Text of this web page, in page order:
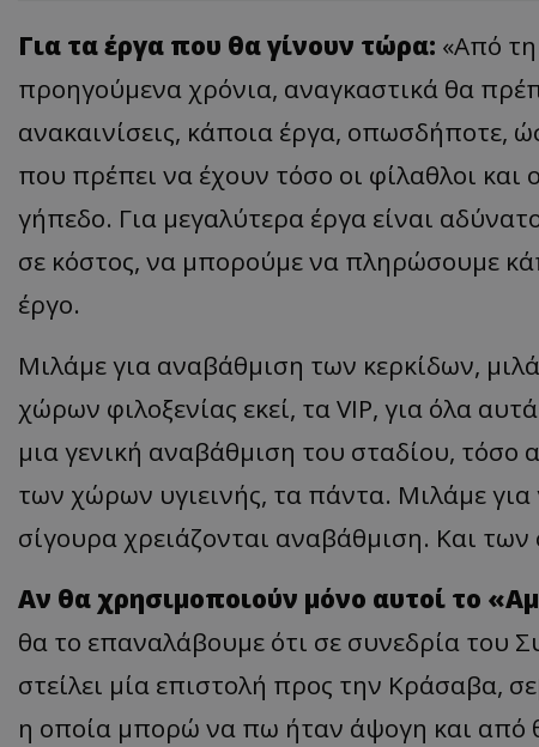
Για τα έργα που θα γίνουν τώρα: «Από
προηγούμενα χρόνια, αναγκαστικά θα
ανακαινίσεις, κάποια έργα, οπωσδήποτε,
που πρέπει να έχουν τόσο οι φίλαθλοι και
γήπεδο. Για μεγαλύτερα έργα είναι
σε κόστος, να μπορούμε να πληρώσουμε
έργο.
Μιλάμε για αναβάθμιση των κερκίδων,
χώρων φιλοξενίας εκεί, τα VIP, για όλα
μια γενική αναβάθμιση του σταδίου, τόσο
των χώρων υγιεινής, τα πάντα. Μιλάμε
σίγουρα χρειάζονται αναβάθμιση. Και
Αν θα χρησιμοποιούν μόνο αυτοί το
θα το επαναλάβουμε ότι σε συνεδρία του
στείλει μία επιστολή προς την Κράσαβα,
η οποία μπορώ να πω ήταν άψογη και από